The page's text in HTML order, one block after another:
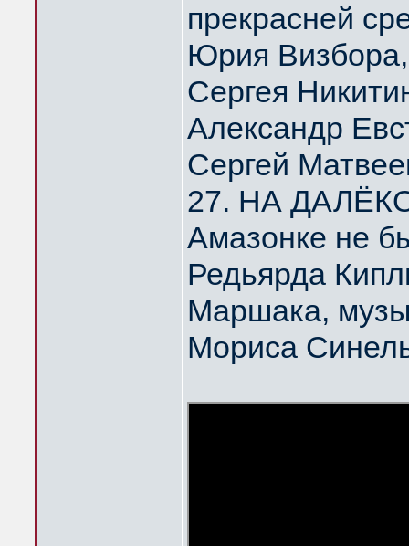
прекрасней
Юрия Визбора,
Сергея
Александр
Сергей
27. НА
Амазонке не
Редьярда
Маршака,
Мориса